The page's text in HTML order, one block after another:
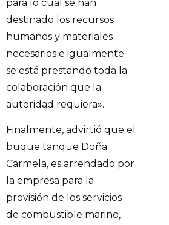
para lo cual se han
destinado los recursos
humanos y materiales
necesarios e igualmente
se está prestando toda la
colaboración que la
autoridad requiera».
Finalmente, advirtió que el
buque tanque Doña
Carmela, es arrendado por
la empresa para la
provisión de los servicios
de combustible marino,